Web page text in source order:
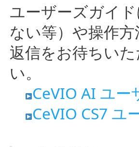
ユーザーズガイ
ない等）や操作
返信をお待ちい
い。
CeVIO AI ユ
CeVIO CS7 ユ